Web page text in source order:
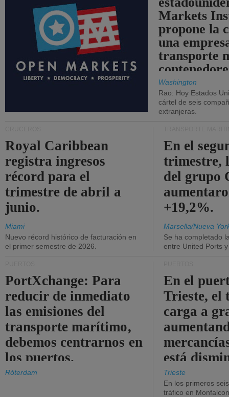
Markets
propone la
una
transporte
Washington
Rao: Hoy Estados
cártel de seis
extranjeras.
Royal Caribbean
registra ingresos
récord para el
trimestre de abril a
junio.
Miami
Nuevo récord histórico de facturación en
el primer semestre de 2026.
En el
trimestre,
del grupo
+19,2%.
Marsella/Nueva
Se ha completado
entre United Ports
PortXchange: Para
reducir de inmediato
las emisiones del
transporte marítimo,
debemos centrarnos en
los puertos.
Róterdam
En el
Trieste, el
carga a
está
Trieste
En los primeros
tráfico en